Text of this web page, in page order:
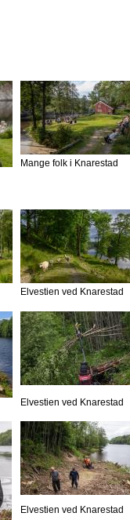
Mange folk i Knarestad
Elvestien ved Knarestad
Elvestien ved Knarestad
Elvestien ved Knarestad